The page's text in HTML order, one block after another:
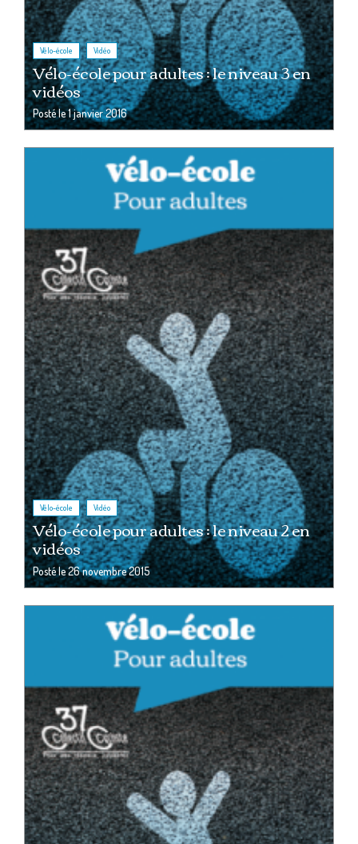
Vélo-école , Vidéo
Vélo-école pour adultes : le niveau 3 en
vidéos
Posté le1 janvier 2016
Vélo-école , Vidéo
Vélo-école pour adultes : le niveau 2 en
vidéos
Posté le26 novembre 2015